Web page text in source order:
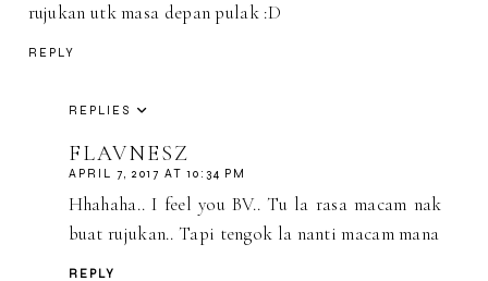
rujukan utk masa depan pulak :D
REPLY
REPLIES
FLAVNESZ
APRIL 7, 2017 AT 10:34 PM
Hhahaha.. I feel you BV.. Tu la rasa macam nak
buat rujukan.. Tapi tengok la nanti macam mana
REPLY